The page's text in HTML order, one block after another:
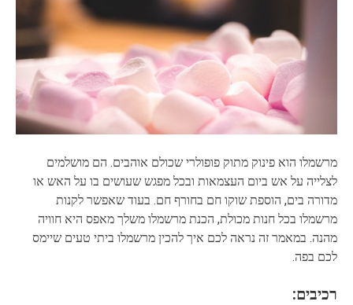
מרשמלו הוא פינוק מתוק פופולרי שכולם אוהבים. הם מושלמים
לצלייה על אש ביום העצמאות ובכל מפגש שעושים בו על האש או
מדורה בים, הוספת שוקו חם בחורף חם. בעוד שאפשר לקנות
מרשמלו בכל חנות מכולת, הכנת מרשמלו משלך מאפס היא חוויה
מהנה. במאמר זה נראה לכם איך להכין מרשמלו ביתי טעים שיימס
לכם בפה.
רכיבים: